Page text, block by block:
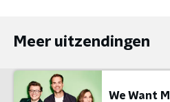
Meer uitzendingen
We Want